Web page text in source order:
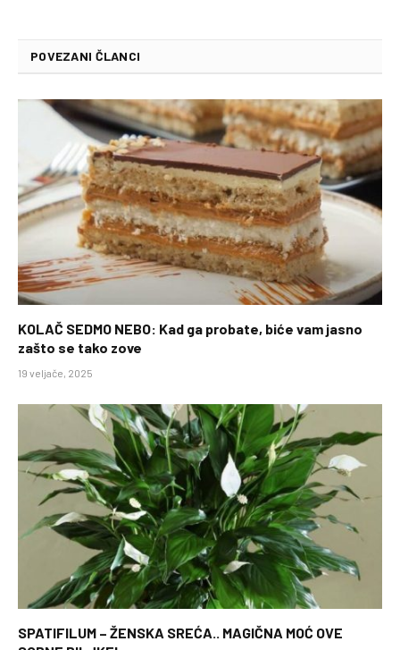
POVEZANI ČLANCI
KOLAČ SEDMO NEBO: Kad ga probate, biće vam jasno
zašto se tako zove
19 veljače, 2025
SPATIFILUM – ŽENSKA SREĆA.. MAGIČNA MOĆ OVE